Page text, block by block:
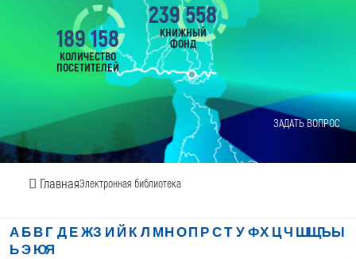
ЗАДАТЬ ВОПРОС
ГлавнаяЭлектронная библиотека
189 158
КОЛИЧЕСТВО
ПОСЕТИТЕЛЕЙ
239 558
КНИЖНЫЙ
ФОНД
АБВГ ДЕЖЗ И Й К Л МНОП РСТ УФХ ЦЧ ШЩЪЫ
ЬЭЮЯ